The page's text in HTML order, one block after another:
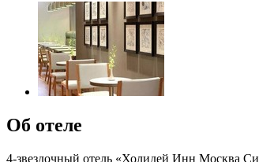
Об отеле
4-звездочный отель «Холидей Инн Москва